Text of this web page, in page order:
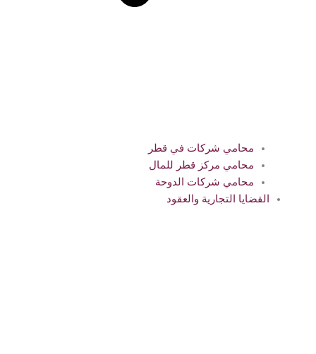
محامي شركات في قطر
محامي مركز قطر للمال
محامي شركات الدوحة
القضايا التجارية والعقود